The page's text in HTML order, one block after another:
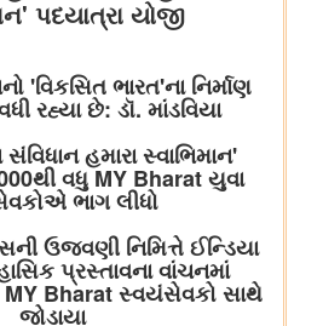
के क्षेत्र में भविष्य की ओर: उच्च स्तरीय शिक्षा
रायपुर से बी.टेक करने में कैसे सक्षम
के सपनों तक: शीर्ष स्तरीय शैक्षिक सहायता ने
शिक्षा प्राप्त करने में कैसे मदद की